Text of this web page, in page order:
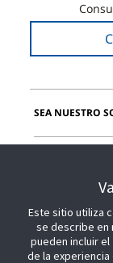
SEA NUESTRO
Este sitio utiliza
se describe en
pueden incluir
de la